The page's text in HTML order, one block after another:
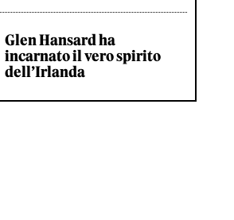
Glen Hansard ha
incarnato il vero spirito
dell’Irlanda